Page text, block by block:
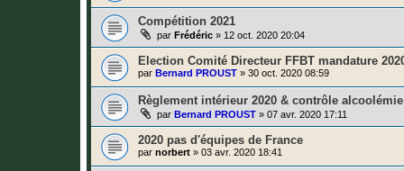
Compétition 2021
par Frédéric » 12 oct. 2020 20:04
Election Comité Directeur FFBT mandature
par Bernard PROUST » 30 oct. 2020 08:59
Règlement intérieur 2020 & contrôle alcoolémie
par Bernard PROUST » 07 avr. 2020 17:11
2020 pas d'équipes de France
par norbert » 03 avr. 2020 18:41